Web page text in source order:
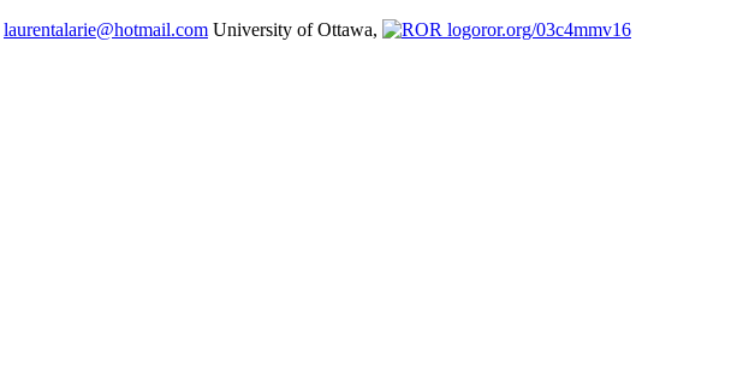
laurentalarie@hotmail.com University of Ottawa, ror.org/03c4mmv16